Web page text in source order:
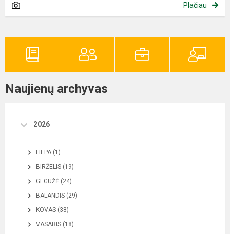
Plačiau
Naujienų archyvas
2026
LIEPA (1)
BIRŽELIS (19)
GEGUŽĖ (24)
BALANDIS (29)
KOVAS (38)
VASARIS (18)